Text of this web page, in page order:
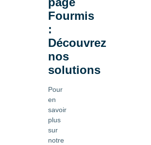
Fourmis
:
Découvrez
nos
solutions
Pour
en
savoir
plus
sur
notre